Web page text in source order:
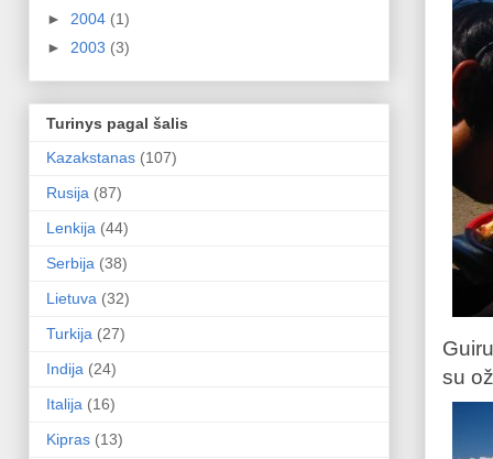
su
► 2004 (1)
► 2003 (3)
Turinys pagal šalis
Kazakstanas (107)
Rusija (87)
Lenkija (44)
Serbija (38)
Lietuva (32)
Turkija (27)
Indija (24)
Italija (16)
Kipras (13)